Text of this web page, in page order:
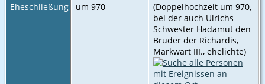
Eheschließung
um 970
(Doppelhochzeit um 970,
bei der auch Ulrichs
Schwester Hadamut den
Bruder der Richardis,
Markwart III., ehelichte)